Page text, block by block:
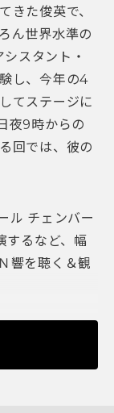
きた俊英で、
ん世界水準の
スタント・
し、今年の4
てステージに
夜9時からの
回では、彼の
ル チェンバー
するなど、幅
響を聴く＆観